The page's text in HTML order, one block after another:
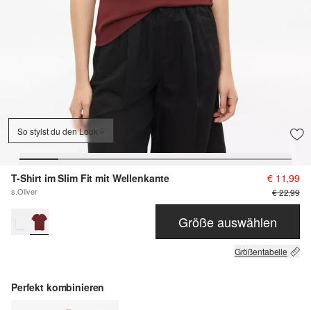
So stylst du den Look
T-Shirt im Slim Fit mit Wellenkante
s.Oliver
€ 11,99
€ 22,99
Größe auswählen
Größentabelle
Perfekt kombinieren